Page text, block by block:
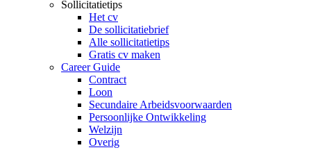
Sollicitatietips
Het cv
De sollicitatiebrief
Alle sollicitatietips
Gratis cv maken
Career Guide
Contract
Loon
Secundaire Arbeidsvoorwaarden
Persoonlijke Ontwikkeling
Welzijn
Overig